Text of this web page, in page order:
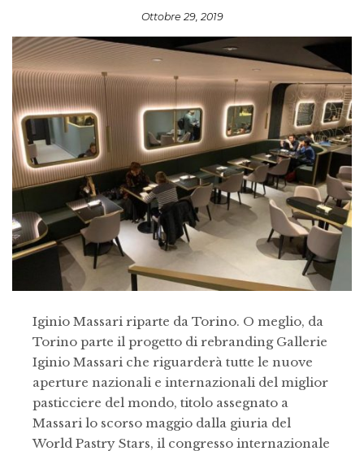
Ottobre 29, 2019
Iginio Massari riparte da Torino. O meglio, da
Torino parte il progetto di rebranding Gallerie
Iginio Massari che riguarderà tutte le nuove
aperture nazionali e internazionali del miglior
pasticciere del mondo, titolo assegnato a
Massari lo scorso maggio dalla giuria del
World Pastry Stars, il congresso internazionale